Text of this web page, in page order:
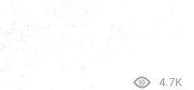
4.7K